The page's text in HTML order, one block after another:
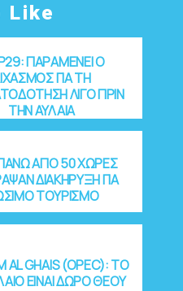
Like
ΠΑΡΑΜΕΝΕΙ Ο
ΓΙΑ ΤΗ
ΛΙΓΟ ΠΡΙΝ
ΤΗΝ ΑΥΛΑΙΑ
ΑΠΟ 50 ΧΩΡΕΣ
ΔΙΑΚΗΡΥΞΗ ΓΙΑ
ΤΟΥΡΙΣΜΟ
AL GHAIS (OPEC): ΤΟ
ΕΙΝΑΙ ΔΩΡΟ ΘΕΟΥ